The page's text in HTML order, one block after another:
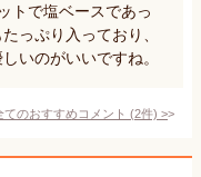
トで塩ベースであっ
っぷり入っており、
いのがいいですね。
てのおすすめコメント (2件) >